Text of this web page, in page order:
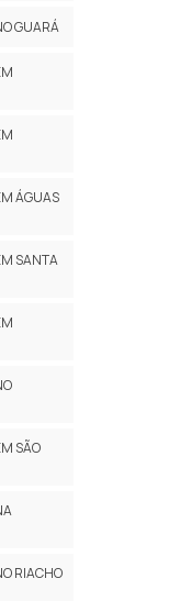
GUARÁ
ÁGUAS
SANTA
SÃO
RIACHO